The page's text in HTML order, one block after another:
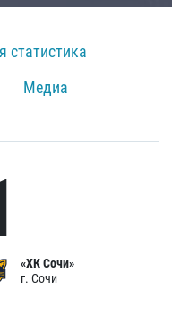
статистика
Медиа
«ХК Сочи»
г. Сочи